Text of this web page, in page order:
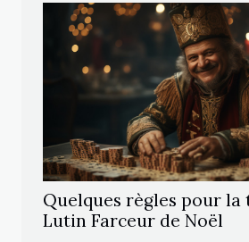
Quelques règles pour
Lutin Farceur de Noël